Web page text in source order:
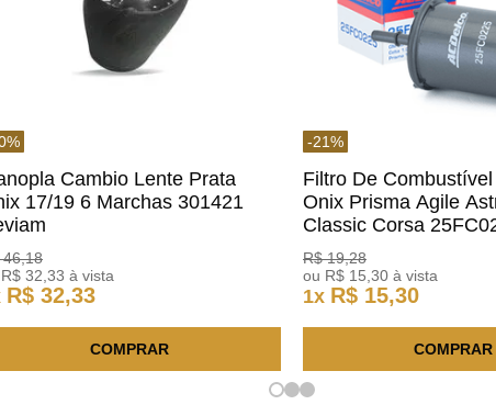
%
Cambio Lente Prata
17/19 6 Marchas 301421
46,18
R$ 32 ,33 à vista
R$ 32,33
COMPRAR
-21%
Filtro De
Onix Prisma Agile
Classic Corsa
ACDelco
R$ 19,28
ou R$ 15 ,30 à vista
1x R$ 15,30
COMPRAR